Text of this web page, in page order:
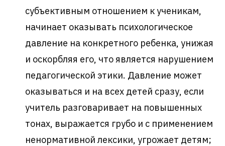
субъективным отношением к ученикам,
начинает оказывать психологическое
давление на конкретного ребенка, унижая
и оскорбляя его, что является нарушением
педагогической этики. Давление может
оказываться и на всех детей сразу, если
учитель разговаривает на повышенных
тонах, выражается грубо и с применением
ненормативной лексики, угрожает детям;